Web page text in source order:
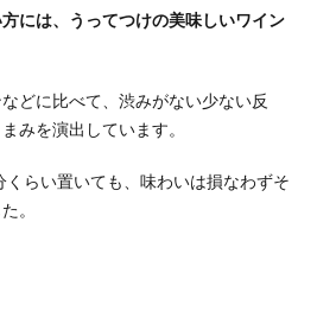
には、うってつけの美味しいワイン
どに比べて、渋みがない少ない反
みを演出しています。
らい置いても、味わいは損なわずそ
。